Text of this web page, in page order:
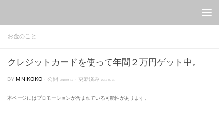
お金のこと
クレジットカードを使って年間２万円ゲット中。
BY MINIKOKO · 公開 2018-04-13 · 更新済み 2018-05-31
本ページにはプロモーションが含まれている可能性があります。